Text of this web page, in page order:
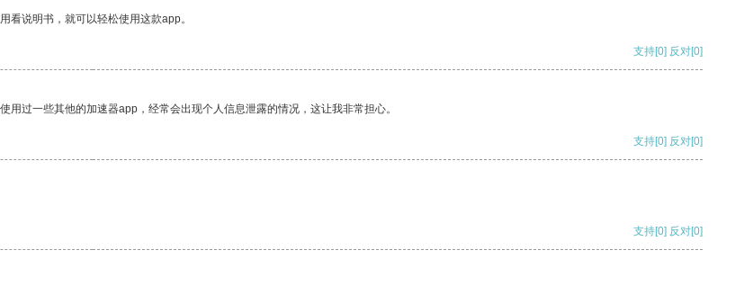
看说明书，就可以轻松使用这款app。
支持[0] 反对[0]
过一些其他的加速器app，经常会出现个人信息泄露的情况，这让我非常担心。
支持[0] 反对[0]
支持[0] 反对[0]